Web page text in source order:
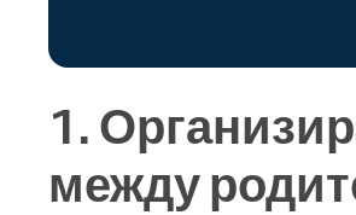
1.
между